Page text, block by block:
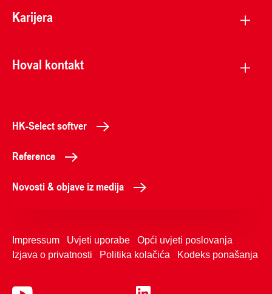
Karijera
Hoval kontakt
HK-Select softver
Reference
Novosti & objave iz medija
Impressum Uvjeti uporabe
Opći uvjeti poslovanja
Izjava o privatnosti
Politika kolačića Kodeks ponašanja